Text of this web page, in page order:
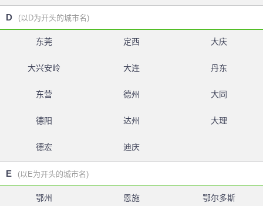
D (以D为开头的城市名)
东莞 定西 大庆
大兴安岭 大连 丹东
东营 德州 大同
德阳 达州 大理
德宏 迪庆
E (以E为开头的城市名)
鄂州 恩施 鄂尔多斯